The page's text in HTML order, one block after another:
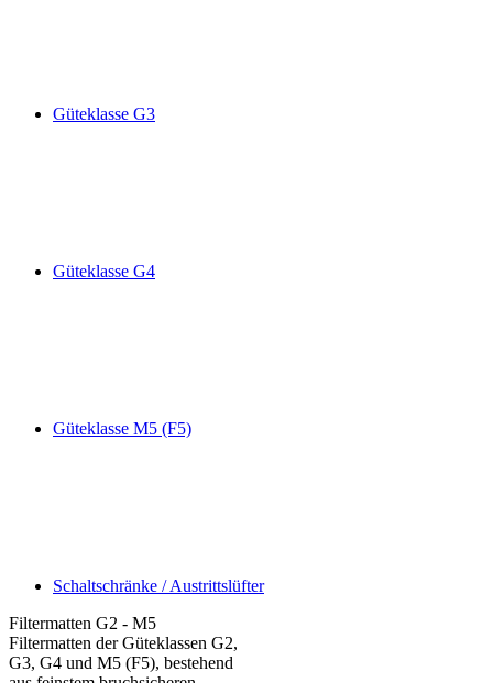
Güteklasse G3
Güteklasse G4
Güteklasse M5 (F5)
Schaltschränke / Austrittslüfter
Filtermatten G2 - M5
Filtermatten der Güteklassen G2,
G3, G4 und M5 (F5), bestehend